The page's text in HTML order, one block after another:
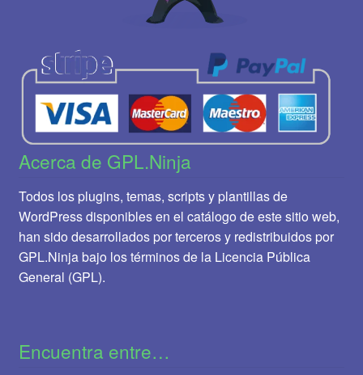
Acerca de GPL.Ninja
Todos los plugins, temas, scripts y plantillas de
WordPress disponibles en el catálogo de este sitio web,
han sido desarrollados por terceros y redistribuidos por
GPL.Ninja bajo los términos de la Licencia Pública
General (GPL).
Encuentra entre…